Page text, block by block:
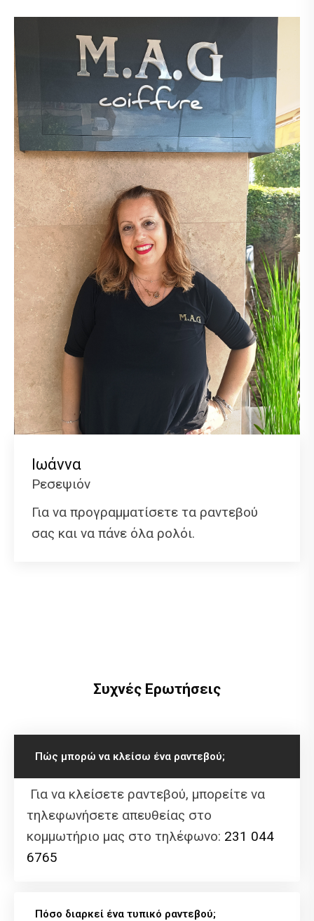
Ιωάννα
Ρεσεψιόν
Για να προγραμματίσετε τα ραντεβού
σας και να πάνε όλα ρολόι.
Συχνές Ερωτήσεις
Πώς μπορώ να κλείσω ένα ραντεβού;
Για να κλείσετε ραντεβού, μπορείτε να
τηλεφωνήσετε απευθείας στο
κομμωτήριο μας στο τηλέφωνο: 231 044
6765
Πόσο διαρκεί ένα τυπικό ραντεβού;